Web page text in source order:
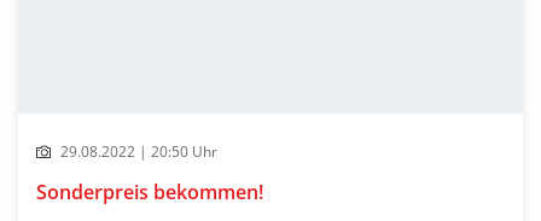
29.08.2022 | 20:50 Uhr
Sonderpreis bekommen!